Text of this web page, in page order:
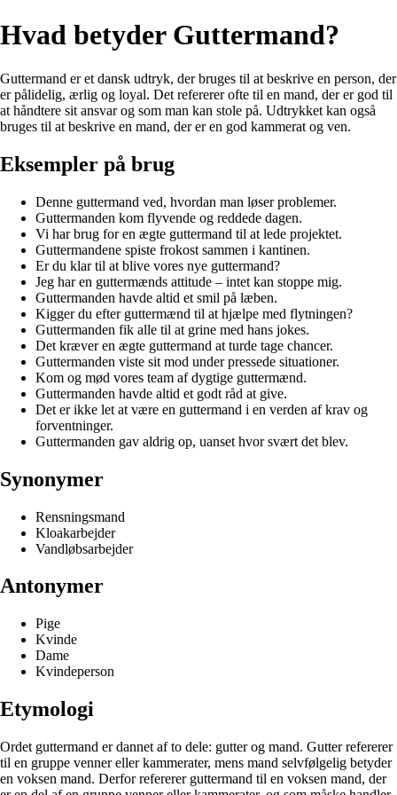
Hvad betyder Guttermand?
Guttermand er et dansk udtryk, der bruges til at beskrive en person, der
er pålidelig, ærlig og loyal. Det refererer ofte til en mand, der er god til
at håndtere sit ansvar og som man kan stole på. Udtrykket kan også
bruges til at beskrive en mand, der er en god kammerat og ven.
Eksempler på brug
Denne guttermand ved, hvordan man løser problemer.
Guttermanden kom flyvende og reddede dagen.
Vi har brug for en ægte guttermand til at lede projektet.
Guttermandene spiste frokost sammen i kantinen.
Er du klar til at blive vores nye guttermand?
Jeg har en guttermænds attitude – intet kan stoppe mig.
Guttermanden havde altid et smil på læben.
Kigger du efter guttermænd til at hjælpe med flytningen?
Guttermanden fik alle til at grine med hans jokes.
Det kræver en ægte guttermand at turde tage chancer.
Guttermanden viste sit mod under pressede situationer.
Kom og mød vores team af dygtige guttermænd.
Guttermanden havde altid et godt råd at give.
Det er ikke let at være en guttermand i en verden af krav og
forventninger.
Guttermanden gav aldrig op, uanset hvor svært det blev.
Synonymer
Rensningsmand
Kloakarbejder
Vandløbsarbejder
Antonymer
Pige
Kvinde
Dame
Kvindeperson
Etymologi
Ordet guttermand er dannet af to dele: gutter og mand. Gutter refererer
til en gruppe venner eller kammerater, mens mand selvfølgelig betyder
en voksen mand. Derfor refererer guttermand til en voksen mand, der